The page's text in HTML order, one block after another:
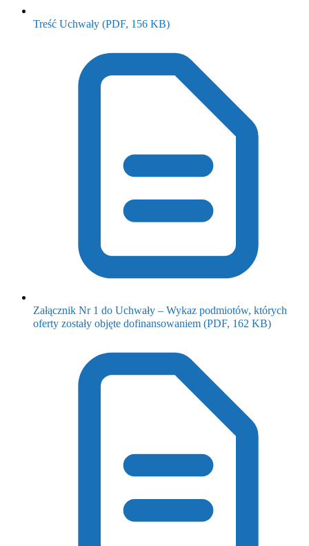
Treść Uchwały (PDF, 156 KB)(otwiera się w nowym oknie)
Załącznik Nr 1 do Uchwały – Wykaz podmiotów, których
oferty zostały objęte dofinansowaniem (PDF, 162 KB)